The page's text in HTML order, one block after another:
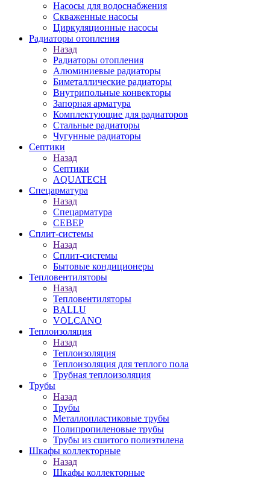
Насосы для водоснабжения
Скваженные насосы
Циркуляционные насосы
Радиаторы отопления
Назад
Радиаторы отопления
Алюминиевые радиаторы
Биметаллические радиаторы
Внутрипольные конвекторы
Запорная арматура
Комплектующие для радиаторов
Стальные радиаторы
Чугунные радиаторы
Септики
Назад
Септики
AQUATECH
Спецарматура
Назад
Спецарматура
СЕВЕР
Сплит-системы
Назад
Сплит-системы
Бытовые кондиционеры
Тепловентиляторы
Назад
Тепловентиляторы
BALLU
VOLCANO
Теплоизоляция
Назад
Теплоизоляция
Теплоизоляция для теплого пола
Трубная теплоизоляция
Трубы
Назад
Трубы
Металлопластиковые трубы
Полипропиленовые трубы
Трубы из сшитого полиэтилена
Шкафы коллекторные
Назад
Шкафы коллекторные